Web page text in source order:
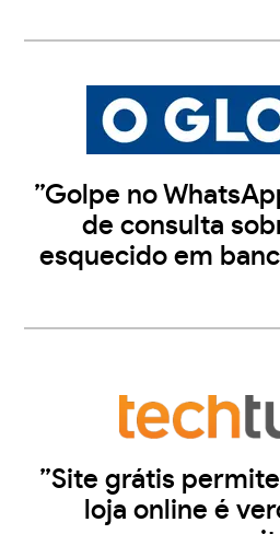
”Golpe no
de consulta
esquecido em
”Site grátis
loja online é